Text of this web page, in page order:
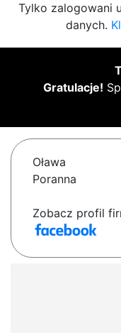
Tylko zalogowani
danych.
Gratulacje!
Oława
Poranna
Zobacz profil